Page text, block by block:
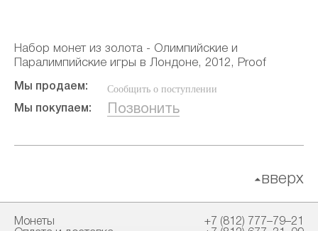
Набор монет из золота - Олимпийские и
Паралимпийские игры в Лондоне, 2012, Proof
Мы продаем: Сообщить о поступлении
Мы покупаем: Позвонить
вверх
Монеты
+7 (812) 777–79–21